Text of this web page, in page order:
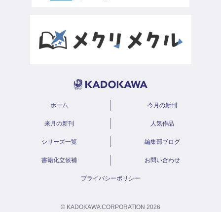
ホーム 今月の新刊
来月の新刊 人気作品
シリーズ一覧 編集部ブログ
書籍化立候補 お問い合わせ
プライバシーポリシー
© KADOKAWA CORPORATION 2026